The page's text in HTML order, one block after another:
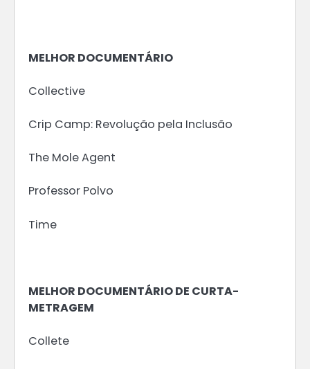
MELHOR DOCUMENTÁRIO
Collective
Crip Camp: Revolução pela Inclusão
The Mole Agent
Professor Polvo
Time
MELHOR DOCUMENTÁRIO DE CURTA-
METRAGEM
Collete